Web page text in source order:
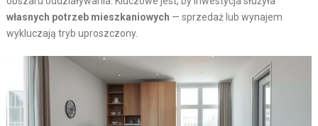
własnych potrzeb mieszkaniowych — sprzedaż lub wynajem
wykluczają tryb uproszczony.